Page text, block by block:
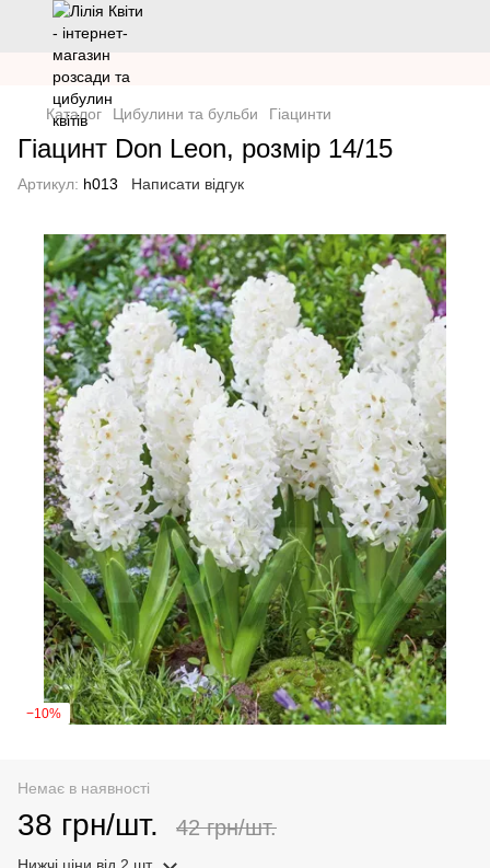
Каталог Цибулини та бульби Гіацинти
Гіацинт Don Leon, розмір 14/15
Артикул: h013 Написати відгук
−10%
Немає в наявності
38 грн/шт. 42 грн/шт.